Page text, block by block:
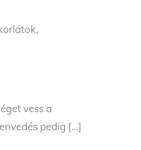
vess a
pedig […]